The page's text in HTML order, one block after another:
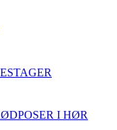
I HØR